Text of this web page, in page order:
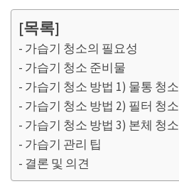
[목록]
가습기 청소의 필요성
가습기 청소 준비물
가습기 청소 방법 1) 물통 청소
가습기 청소 방법 2) 필터 청소
가습기 청소 방법 3) 본체 청소
가습기 관리 팁
결론 및 의견